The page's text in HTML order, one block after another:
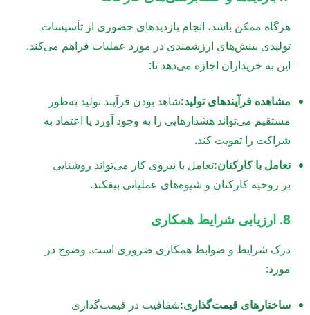
هرگاه ممکن باشد، انجام بازدیدهای حضوری از تأسیسات
تولیدی بینش‌های ارزشمندی در مورد عملیات فراهم می‌کند.
این به خریداران اجازه می‌دهد تا:
مشاهده فرآیندهای تولید:شاهد بودن فرآیند تولید به‌طور
مستقیم می‌تواند هشدارهایی را به وجود آورد یا اعتماد به
شراکت را تقویت کند.
تعامل با کارکنان:تعامل با نیروی کار می‌تواند روشنایی
بر روحیه کارکنان و شیوه‌های عملیاتی بیفکند.
8. ارزیابی شرایط همکاری
درک شرایط و ضوابط همکاری ضروری است. وضوح در
مورد:
ساختارهای قیمت‌گذاری:شفافیت در قیمت‌گذاری